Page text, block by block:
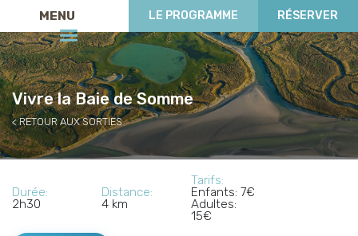
MENU LE PROGRAMME RÉSERVER
Vivre la Baie de Somme
RETOUR AUX SORTIES
Durée:
2h30
Distance:
4 km
Tarifs:
Enfants: 7€
Adultes:
15€